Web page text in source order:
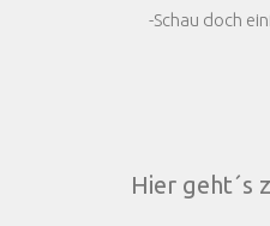
-Schau doch
Hier geht´s